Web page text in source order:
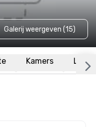
Galerij weergeven (15)
Kamers